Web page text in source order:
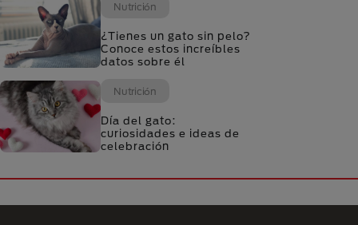
Nutrición
¿Tienes un gato sin pelo?
Conoce estos increíbles
datos sobre él
Nutrición
Día del gato:
curiosidades e ideas de
celebración